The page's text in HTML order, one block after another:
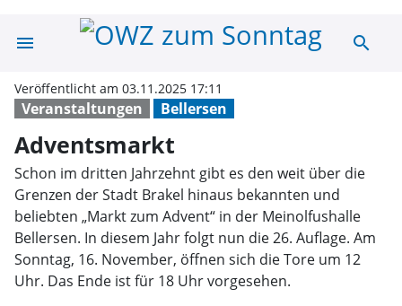
menu Adventsmarkt
search
Veranstaltungen Bellersen
Veröffentlicht am 03.11.2025 17:11
Adventsmarkt
Schon im dritten Jahrzehnt gibt es den weit über die
Grenzen der Stadt Brakel hinaus bekannten und
beliebten „Markt zum Advent“ in der Meinolfushalle
Bellersen. In diesem Jahr folgt nun die 26. Auflage. Am
Sonntag, 16. November, öffnen sich die Tore um 12
Uhr. Das Ende ist für 18 Uhr vorgesehen.